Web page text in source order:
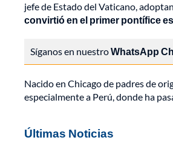
jefe de Estado del Vaticano,
convirtió en el primer pontífice
Síganos en nuestroWhatsApp
Nacido en Chicago de padres de
especialmente a Perú, donde ha
Últimas Noticias